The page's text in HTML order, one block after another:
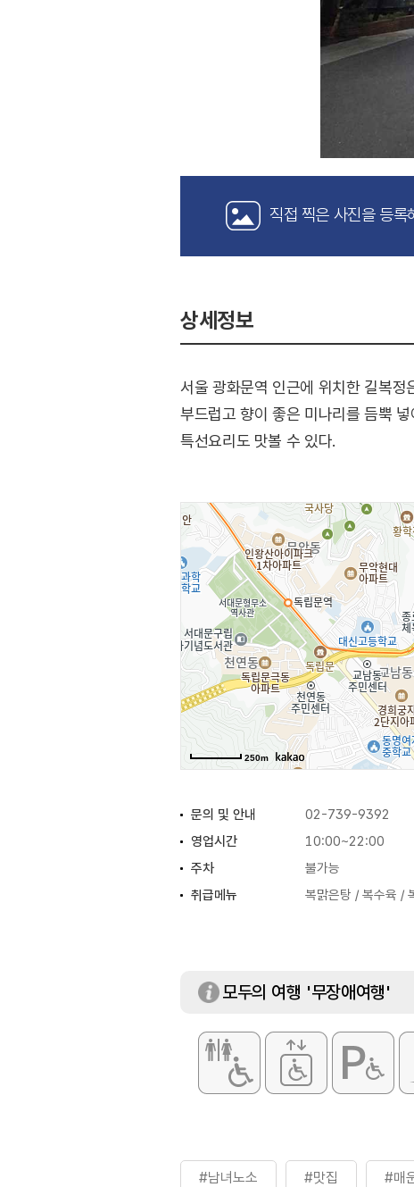
직접 찍은 사진을 등록
상세정보
서울 광화문역 인근에 위치한 길복
부드럽고 향이 좋은 미나리를 듬뿍
특선요리도 맛볼 수 있다.
250m
문의 및 안내 02-739-9392
영업시간
10:00~22:00
주차
불가능
취급메뉴
복맑은탕 / 복수육 /
모두의 여행 '무장애여행'
#남녀노소 #맛집 #매